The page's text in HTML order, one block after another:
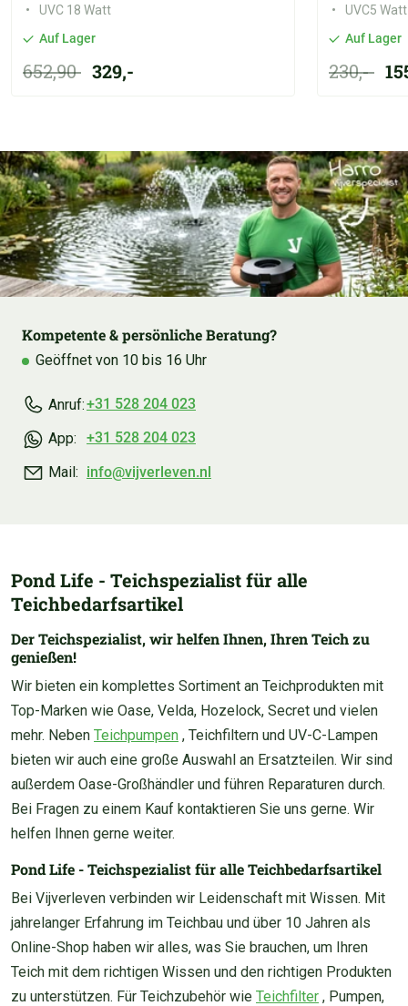
UVC 18 Watt
Auf Lager
652,90 329,-
UVC5 Watt
Auf Lager
230,-
Kompetente & persönliche Beratung?
Geöffnet von 10 bis 16 Uhr
Anruf:+31 528 204 023
App: +31 528 204 023
Mail: info@vijverleven.nl
Pond Life - Teichspezialist für alle
Teichbedarfsartikel
Der Teichspezialist, wir helfen Ihnen, Ihren Teich zu
genießen!
Wir bieten ein komplettes Sortiment an Teichprodukten mit
Top-Marken wie Oase, Velda, Hozelock, Secret und vielen
mehr. Neben Teichpumpen , Teichfiltern und UV-C-Lampen
bieten wir auch eine große Auswahl an Ersatzteilen. Wir sind
außerdem Oase-Großhändler und führen Reparaturen durch.
Bei Fragen zu einem Kauf kontaktieren Sie uns gerne. Wir
helfen Ihnen gerne weiter.
Pond Life - Teichspezialist für alle Teichbedarfsartikel
Bei Vijverleven verbinden wir Leidenschaft mit Wissen. Mit
jahrelanger Erfahrung im Teichbau und über 10 Jahren als
Online-Shop haben wir alles, was Sie brauchen, um Ihren
Teich mit dem richtigen Wissen und den richtigen Produkten
zu unterstützen. Für Teichzubehör wie Teichfilter , Pumpen,